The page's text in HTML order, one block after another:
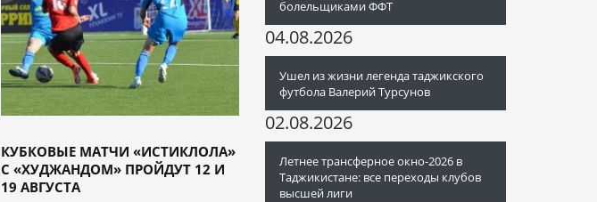
КУБКОВЫЕ МАТЧИ «ИСТИКЛОЛА»
С «ХУДЖАНДОМ» ПРОЙДУТ 12 И
19 АВГУСТА
болельщиками ФФТ
04.08.2026
Ушел из жизни легенда таджикского
футбола Валерий Турсунов
02.08.2026
Летнее трансферное окно-2026 в
Таджикистане: все переходы клубов
высшей лиги